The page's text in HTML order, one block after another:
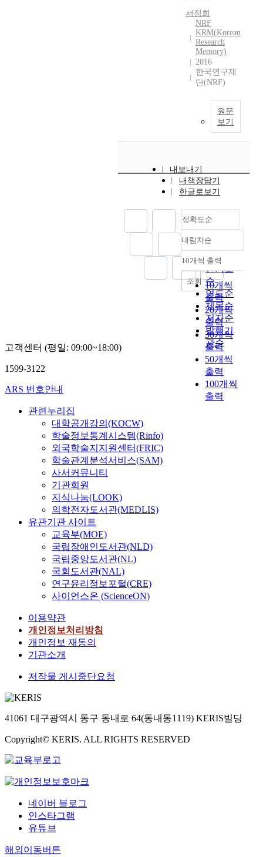
서정희
NRF
KRM(Korean
Research
Memory)
2016
한국연구재
단(NRF)
원문
보기
내보내기
내책장담기
한글로보기
정확도순
정확도
순
인기도
순
연도순
제목순
저자순
발행기
관순
내림차순
내림차순
10개씩 출력
10개씩
출력
20개씩
출력
30개씩
출력
50개씩
출력
100개씩
출력
조회
고객센터 (평일: 09:00~18:00)
1599-3122
ARS 번호안내
관련누리집
대학공개강의(KOCW)
학술정보통계시스템(Rinfo)
외국학술지지원센터(FRIC)
학술관계분석서비스(SAM)
사서커뮤니티
기관회원
지식나눔(LOOK)
의학전자도서관(MEDLIS)
유관기관 사이트
교육부(MOE)
국립장애인도서관(NLD)
국립중앙도서관(NL)
국회도서관(NAL)
연구윤리정보포털(CRE)
사이언스온 (ScienceON)
이용약관
개인정보처리방침
개인정보 재동의
기관소개
저작물 게시중단요청
41061 대구광역시 동구 동내로 64(동내동1119) KERIS빌딩
Copyright© KERIS. ALL RIGHTS RESERVED
네이버 블로그
인스타그램
유튜브
해외이동버튼